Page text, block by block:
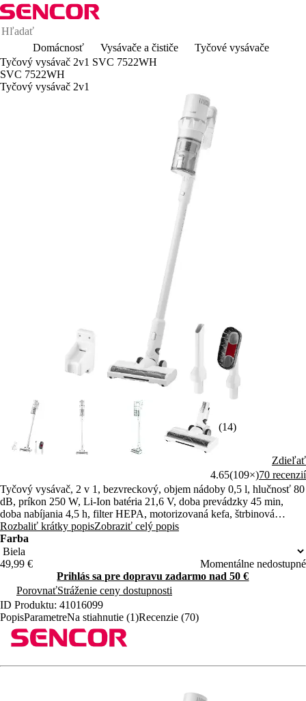
Domácnosť Vysávače a čističe
Tyčové vysávače
Tyčový vysávač 2v1 SVC 7522WH
SVC 7522WH
Tyčový vysávač 2v1
(14)
Zdieľať
4.65(109×)70 recenzií
Tyčový vysávač, 2 v 1, bezvreckový, objem nádoby 0,5 l, hlučnosť 80
dB, príkon 250 W, Li-Ion batéria 21,6 V, doba prevádzky 45 min,
doba nabíjania 4,5 h, filter HEPA, motorizovaná kefa, štrbinová
hubica, kefa na prach, LED osvetlenie
Rozbaliť krátky popisZobraziť celý popis
Farba
49,99 €
Momentálne nedostupné
Prihlás sa pre dopravu zadarmo nad 50 €
PorovnaťStráženie ceny dostupnosti
ID Produktu: 41016099
PopisParametreNa stiahnutie (1)Recenzie (70)